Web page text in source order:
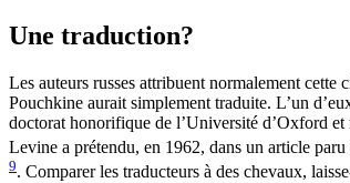
Une traduction?
Les auteurs russes attribuent normalement cette
Pouchkine aurait simplement traduite. L’un
doctorat honorifique de l’Université d’Oxford et
Levine a prétendu, en 1962, dans un article paru
9. Comparer les traducteurs à des chevaux,